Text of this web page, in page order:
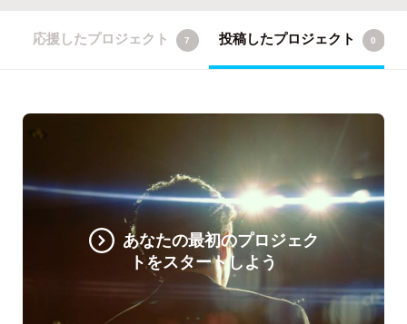
応援したプロジェクト 7 投稿したプロジェクト 0
あなたの最初のプロジェク
トをスタートしよう